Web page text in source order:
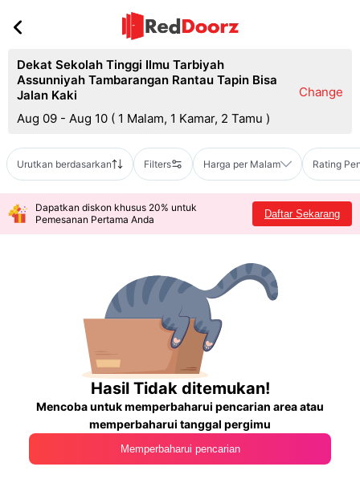
Dekat Sekolah Tinggi Ilmu Tarbiyah
Assunniyah Tambarangan Rantau Tapin Bisa
Jalan Kaki
Aug 09 - Aug 10 ( 1 Malam, 1 Kamar, 2 Tamu )
Change
Urutkan berdasarkan Filters Harga per Malam Rating
Dapatkan diskon khusus 20% untuk
Pemesanan Pertama Anda
Daftar Sekarang
Hasil Tidak ditemukan!
Mencoba untuk memperbaharui pencarian area atau
memperbaharui tanggal pergimu
Memperbaharui pencarian